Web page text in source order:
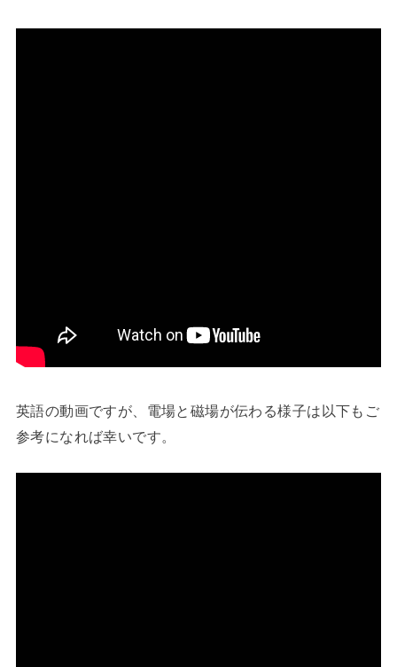
英語の動画ですが、電場と磁場が伝わる様子は以下もご
参考になれば幸いです。